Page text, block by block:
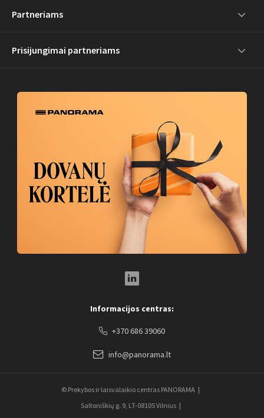
Partneriams
Prisijungimai partneriams
Informacijos centras:
+370 686 39060
info@panorama.lt
© Prekybos ir laisvalaikio centras PANORAMA
Saltoniškių g. 9, LT-08105 Vilnius